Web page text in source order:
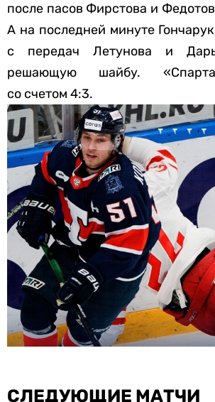
после пасов Фирстова и
А на последней минуте
с передач Летунова и
решающую шайбу.
со счетом 4:3.
СЛЕДУЮЩИЕ МАТЧИ